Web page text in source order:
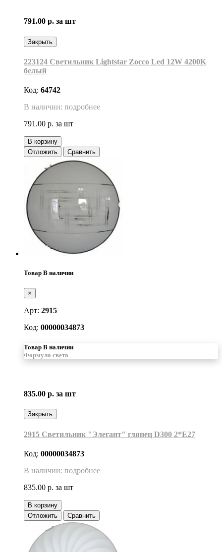
791.00 р. за шт
Закрыть
223124 Светильник Lightstar Zocco Led 12W 4200K
белый
Код: 64742
В наличии: подробнее
791.00 р. за шт
В корзину
Отложить
Сравнить
Товар В наличии
×
Арт: 2915
Код: 00000034873
Товар В наличии
Формула света
835.00 р. за шт
Закрыть
2915 Светильник "Элегант" глянец D300 2*Е27
Код: 00000034873
В наличии: подробнее
835.00 р. за шт
В корзину
Отложить
Сравнить